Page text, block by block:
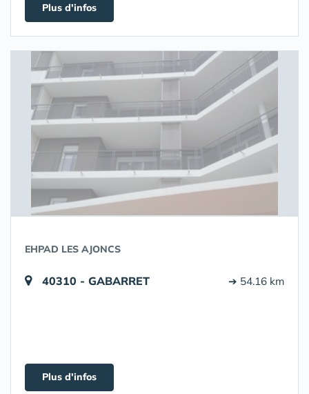
Plus d'infos
EHPAD LES AJONCS
40310 - GABARRET ➔ 54.16 km
Plus d'infos